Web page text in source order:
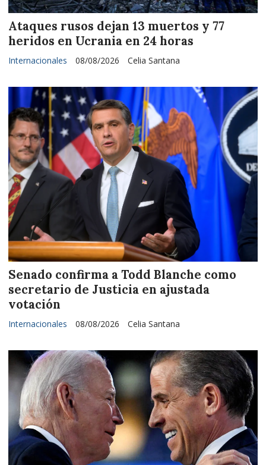
Ataques rusos dejan 13 muertos y 77
heridos en Ucrania en 24 horas
Celia Santana
Internacionales 08/08/2026
Senado confirma a Todd Blanche como
secretario de Justicia en ajustada
votación
Celia Santana
Internacionales 08/08/2026